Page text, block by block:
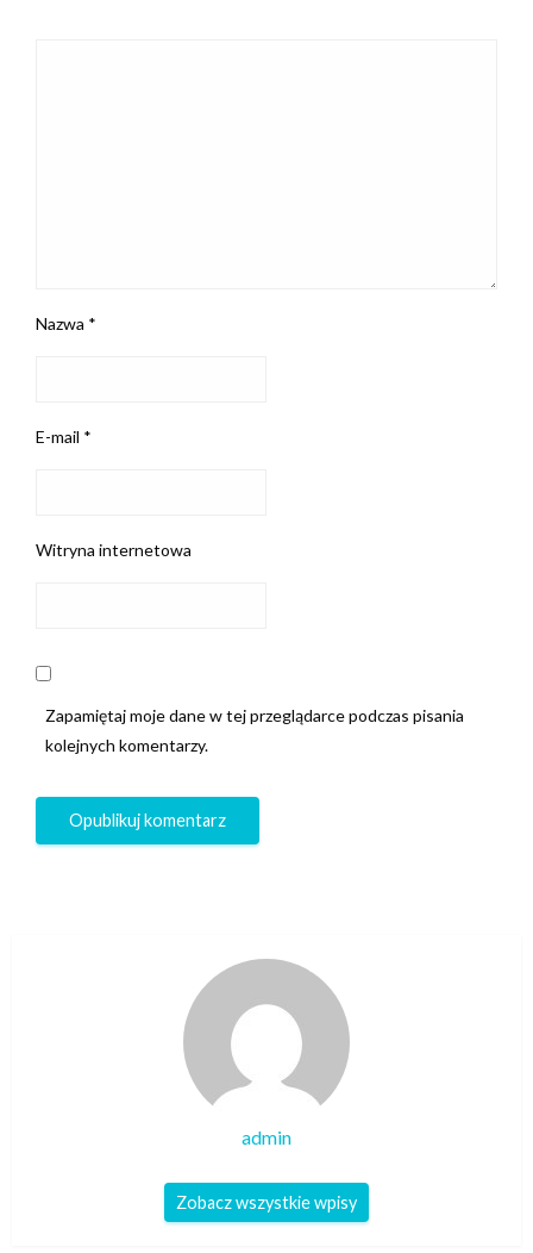
Nazwa *
E-mail *
Witryna internetowa
Zapamiętaj moje dane w tej przeglądarce podczas pisania
kolejnych komentarzy.
admin
Zobacz wszystkie wpisy